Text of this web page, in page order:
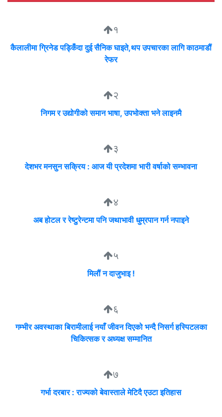
१
कैलालीमा ग्रिनेड पड्किँदा दुई सैनिक घाइते,थप उपचारका लागि काठमाडौं
रेफर
२
निगम र उद्योगीको समान भाषा, उपभोक्ता भने लाइनमै
३
देशभर मनसुन सक्रिय : आज यी प्रदेशमा भारी वर्षाको सम्भावना
४
अब होटल र रेष्टुरेन्टमा पनि जथाभावी धुम्रपान गर्न नपाइने
५
मिलौं न दाजुभाइ !
६
गम्भीर अवस्थाका बिरामीलाई नयाँ जीवन दिएको भन्दै निसर्ग हस्पिटलका
चिकित्सक र अध्यक्ष सम्मानित
७
गर्भा दरबार : राज्यको बेवास्ताले मेटिदै एउटा इतिहास